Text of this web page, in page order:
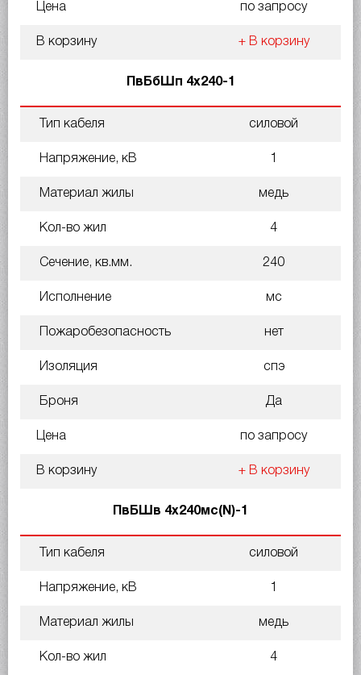
Цена по запросу
В корзину + В корзину
ПвБбШп 4х240-1
Тип кабеля силовой
Напряжение, кВ 1
Материал жилы медь
Кол-во жил 4
Сечение, кв.мм. 240
Исполнение мс
Пожаробезопасность нет
Изоляция спэ
Броня Да
Цена по запросу
В корзину + В корзину
ПвБШв 4х240мс(N)-1
Тип кабеля силовой
Напряжение, кВ 1
Материал жилы медь
Кол-во жил 4